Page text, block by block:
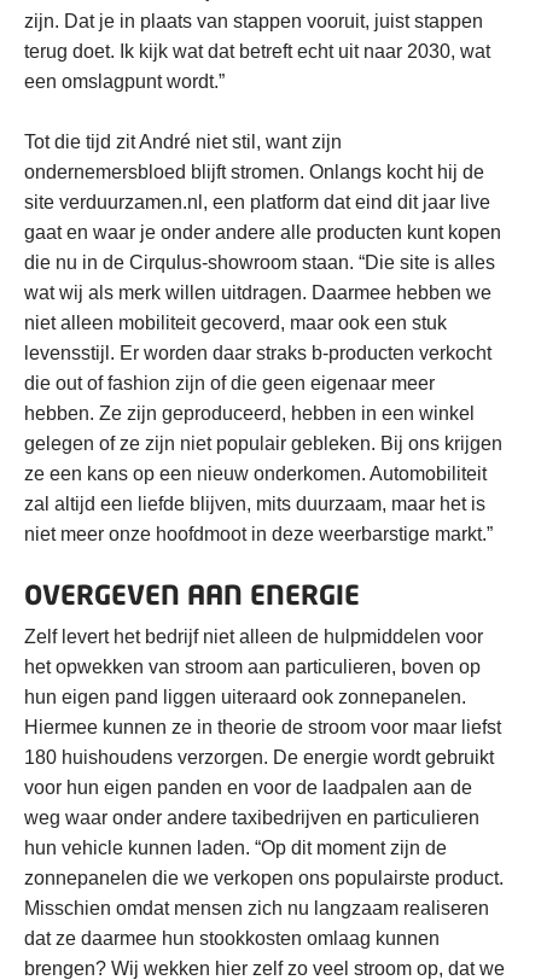
zijn. Dat je in plaats van stappen vooruit, juist stappen
terug doet. Ik kijk wat dat betreft echt uit naar 2030, wat
een omslagpunt wordt.”
Tot die tijd zit André niet stil, want zijn
ondernemersbloed blijft stromen. Onlangs kocht hij de
site verduurzamen.nl, een platform dat eind dit jaar live
gaat en waar je onder andere alle producten kunt kopen
die nu in de Cirqulus-showroom staan. “Die site is alles
wat wij als merk willen uitdragen. Daarmee hebben we
niet alleen mobiliteit gecoverd, maar ook een stuk
levensstijl. Er worden daar straks b-producten verkocht
die out of fashion zijn of die geen eigenaar meer
hebben. Ze zijn geproduceerd, hebben in een winkel
gelegen of ze zijn niet populair gebleken. Bij ons krijgen
ze een kans op een nieuw onderkomen. Automobiliteit
zal altijd een liefde blijven, mits duurzaam, maar het is
niet meer onze hoofdmoot in deze weerbarstige markt.”
OVERGEVEN AAN ENERGIE
Zelf levert het bedrijf niet alleen de hulpmiddelen voor
het opwekken van stroom aan particulieren, boven op
hun eigen pand liggen uiteraard ook zonnepanelen.
Hiermee kunnen ze in theorie de stroom voor maar liefst
180 huishoudens verzorgen. De energie wordt gebruikt
voor hun eigen panden en voor de laadpalen aan de
weg waar onder andere taxibedrijven en particulieren
hun vehicle kunnen laden. “Op dit moment zijn de
zonnepanelen die we verkopen ons populairste product.
Misschien omdat mensen zich nu langzaam realiseren
dat ze daarmee hun stookkosten omlaag kunnen
brengen? Wij wekken hier zelf zo veel stroom op, dat we